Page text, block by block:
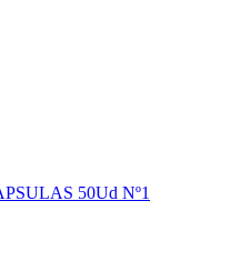
50Ud Nº1